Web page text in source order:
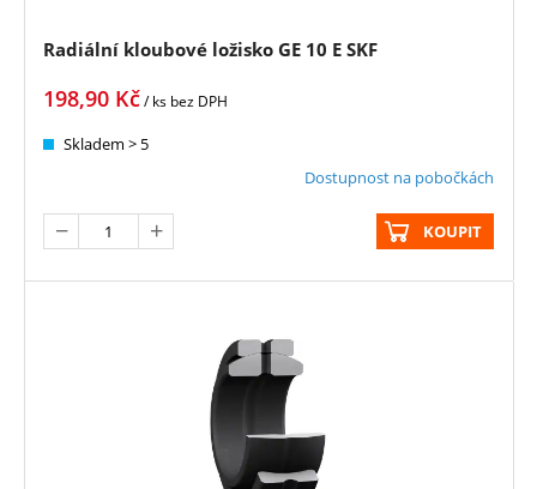
Radiální kloubové ložisko GE 10 E SKF
198,90 Kč/ ks bez DPH
Skladem > 5
Dostupnost na pobočkách
KOUPIT